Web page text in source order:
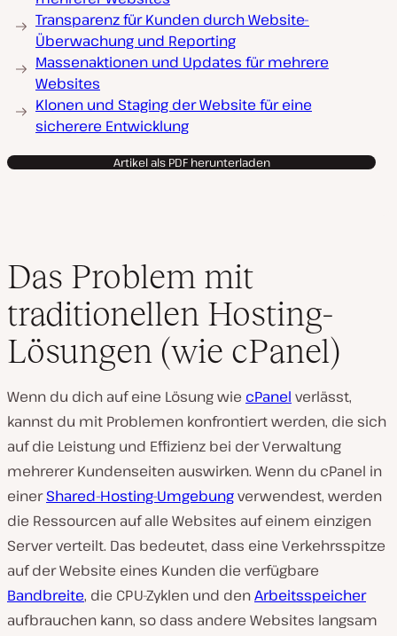
Transparenz für Kunden durch Website-
Überwachung und Reporting
Massenaktionen und Updates für mehrere
Websites
Klonen und Staging der Website für eine
sicherere Entwicklung
Artikel als PDF herunterladen
Das Problem mit
traditionellen Hosting-
Lösungen (wie cPanel)
Wenn du dich auf eine Lösung wie cPanel verlässt,
kannst du mit Problemen konfrontiert werden, die sich
auf die Leistung und Effizienz bei der Verwaltung
mehrerer Kundenseiten auswirken. Wenn du cPanel in
einerShared-Hosting-Umgebungverwendest, werden
die Ressourcen auf alle Websites auf einem einzigen
Server verteilt. Das bedeutet, dass eine Verkehrsspitze
auf der Website eines Kunden die verfügbare
Bandbreite, die CPU-Zyklen und denArbeitsspeicher
aufbrauchen kann, so dass andere Websites langsam